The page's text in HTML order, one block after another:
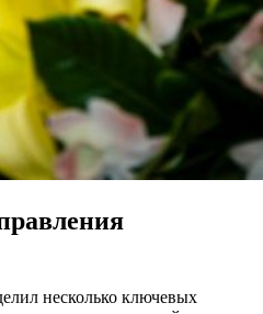
несколько ключевых